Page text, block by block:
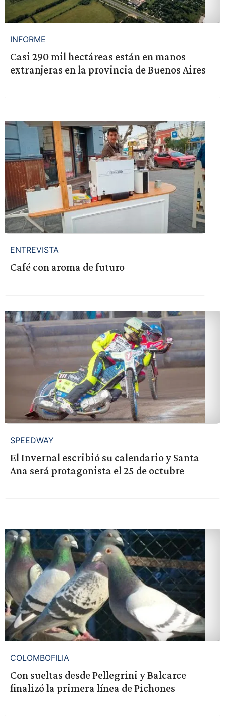
INFORME
Casi 290 mil hectáreas están en manos
extranjeras en la provincia de Buenos Aires
ENTREVISTA
Café con aroma de futuro
SPEEDWAY
El Invernal escribió su calendario y Santa
Ana será protagonista el 25 de octubre
COLOMBOFILIA
Con sueltas desde Pellegrini y Balcarce
finalizó la primera línea de Pichones